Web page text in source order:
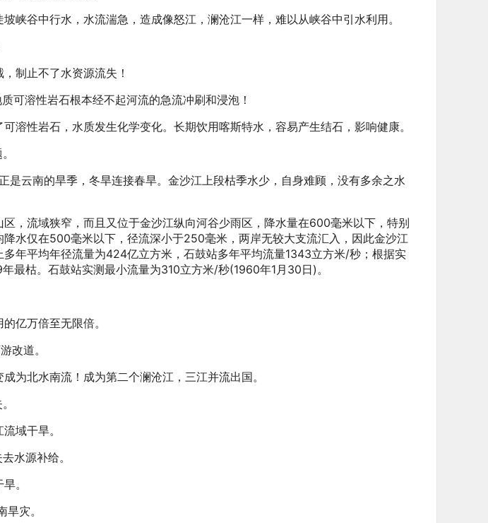
峡谷中行水，水流湍急，造成像怒江，澜沧江一样，难以从峡谷中引水利用。
制止不了水资源流失！
可溶性岩石根本经不起河流的急流冲刷和浸泡！
溶性岩石，水质发生化学变化。长期饮用喀斯特水，容易产生结石，影响健康。
是云南的旱季，冬旱连接春旱。金沙江上段枯季水少，自身难顾，没有多余之水
，流域狭窄，而且又位于金沙江纵向河谷少雨区，降水量在600毫米以下，特别
水仅在500毫米以下，径流深小于250毫米，两岸无较大支流汇入，因此金沙江
多年平均年径流量为424亿立方米，石鼓站多年平均流量1343立方米/秒；根据实
最枯。石鼓站实测最小流量为310立方米/秒(1960年1月30日)。
亿万倍至无限倍。
改道。
为北水南流！成为第二个澜沧江，三江并流出国。
域干旱。
水源补给。
。
灾。